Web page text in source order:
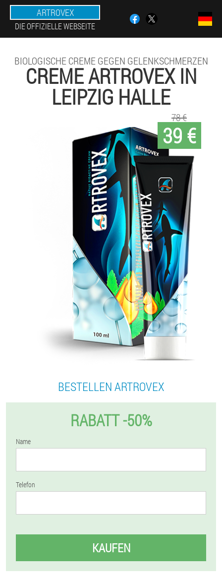
ARTROVEX
DIE OFFIZIELLE WEBSEITE
BIOLOGISCHE CREME GEGEN GELENKSCHMERZEN
CREME ARTROVEX IN
LEIPZIG HALLE
39 €
78 €
BESTELLEN ARTROVEX
RABATT -50%
Name
Telefon
KAUFEN